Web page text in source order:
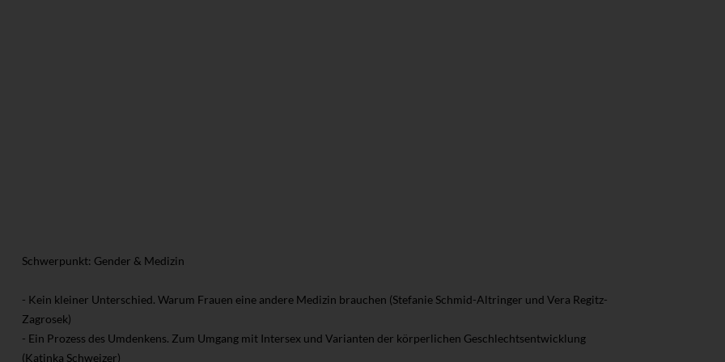
Schwerpunkt: Gender & Medizin
- Kein kleiner Unterschied. Warum Frauen eine andere Medizin brauchen (Stefanie Schmid-Altringer und Vera Regitz-
Zagrosek)
- Ein Prozess des Umdenkens. Zum Umgang mit Intersex und Varianten der körperlichen Geschlechtsentwicklung
(Katinka Schweizer)